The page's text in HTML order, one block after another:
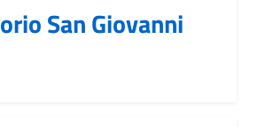
San Giovanni